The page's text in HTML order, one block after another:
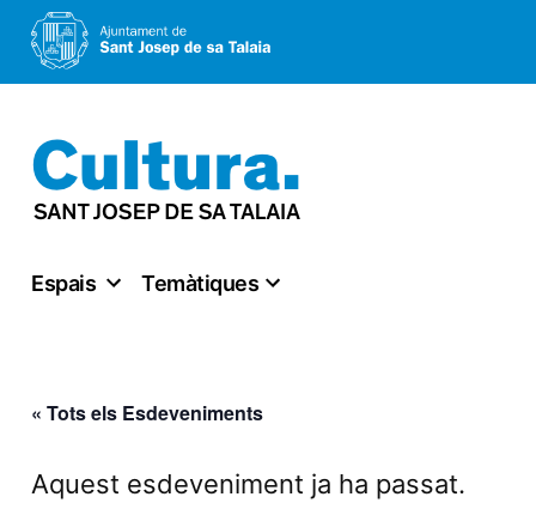
al
contingut
Espais Temàtiques
« Tots els Esdeveniments
Aquest esdeveniment ja ha passat.